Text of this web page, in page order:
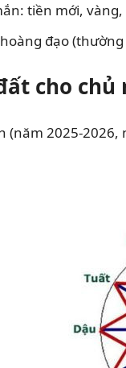
tiền mới,
đạo
cho
(năm 2025-